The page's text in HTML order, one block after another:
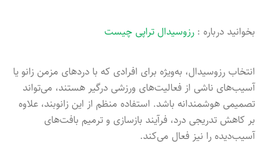
بخوانید درباره : رزوسیدال تراپی چیست
انتخاب رزوسیدال، به‌ویژه برای افرادی که با دردهای مزمن زانو یا
آسیب‌های ناشی از فعالیت‌های ورزشی درگیر هستند، می‌تواند
تصمیمی هوشمندانه باشد. استفاده منظم از این زانوبند، علاوه
بر کاهش تدریجی درد، فرآیند بازسازی و ترمیم بافت‌های
آسیب‌دیده را نیز فعال می‌کند.